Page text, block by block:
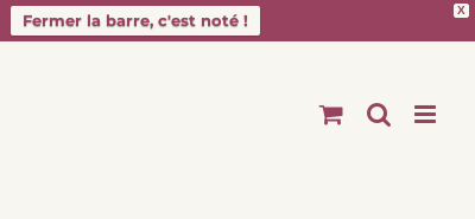
X
Fermer la barre, c'est noté !